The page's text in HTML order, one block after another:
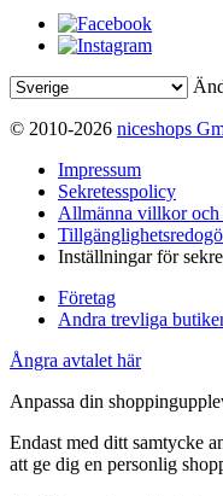
© 2010-2026 niceshops
Impressum
Sekretesspolicy
Allmänna villkor och
Inställningar för
Företag
Andra trevliga
Ångra avtalet här
Anpassa din
Endast med ditt samtycke
att ge dig en personlig